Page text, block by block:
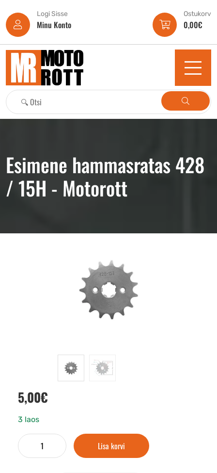
Logi Sisse
Minu Konto
Ostukorv
0,00€
Esimene hammasratas 428
/ 15H - Motorott
5,00€
3 laos
Lisa korvi